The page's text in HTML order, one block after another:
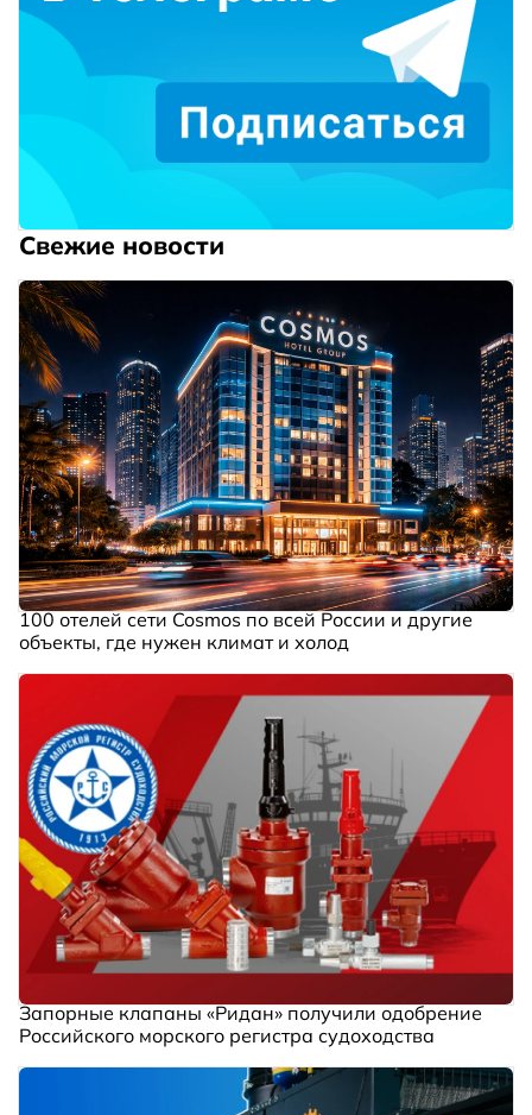
Свежие новости
100 отелей сети Cosmos по всей России и другие
объекты, где нужен климат и холод
Запорные клапаны «Ридан» получили одобрение
Российского морского регистра судоходства